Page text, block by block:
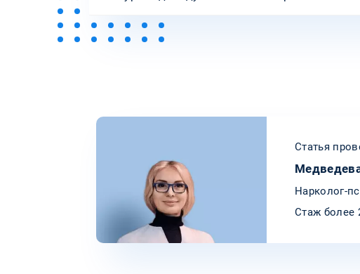
Статья
Нарколог-
Стаж более